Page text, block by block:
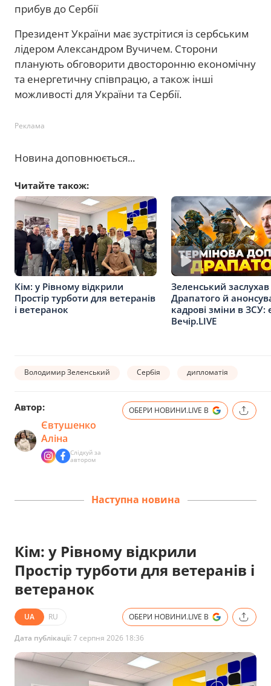
прибув до Сербії
Президент України має зустрітися із сербським
лідером Александром Вучичем. Сторони
планують обговорити двосторонню економічну
та енергетичну співпрацю, а також інші
можливості для України та Сербії.
Реклама
Новина доповнюється...
Читайте також:
Кім: у Рівному відкрили
Простір турботи для ветеранів
і ветеранок
Зеленський
Драпатого й
кадрові зміни в ЗСУ:
Вечір.LIVE
Володимир Зеленський Сербія дипломатія
Автор:
Євтушенко
Аліна
Слідкуй за
автором
ОБЕРИ НОВИНИ.LIVE В
Наступна новина
Кім: у Рівному відкрили
Простір турботи для ветеранів і
ветеранок
UA RU ОБЕРИ НОВИНИ.LIVE В
Дата публікації:7 серпня 2026 18:36